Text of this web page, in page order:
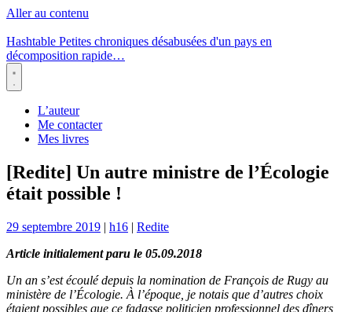
Aller au contenu
Hashtable Petites chroniques désabusées d'un pays en
décomposition rapide…
Menu
L’auteur
Me contacter
Mes livres
[Redite] Un autre ministre de l’Écologie
était possible !
29 septembre 2019 | h16 | Redite
Article initialement paru le 05.09.2018
Un an s’est écoulé depuis la nomination de François de Rugy au
ministère de l’Écologie. À l’époque, je notais que d’autres choix
étaient possibles que ce fadasse politicien professionnel des dîners